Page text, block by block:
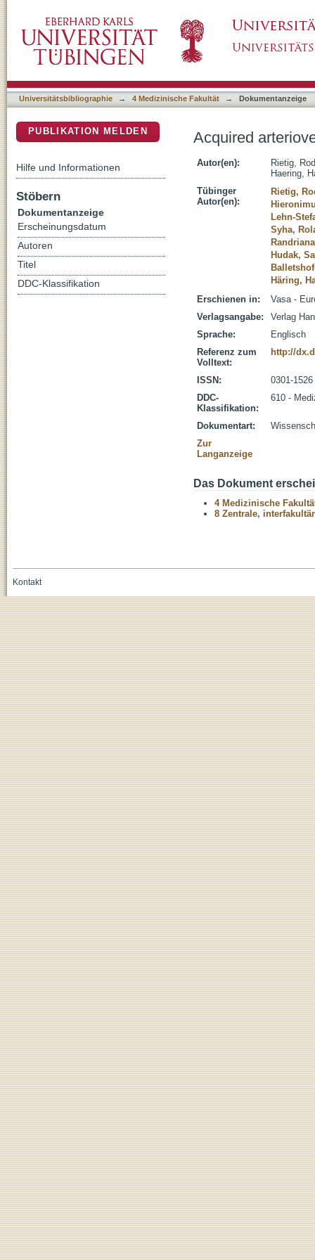
Universitätsbibliographie → 4 Medizinische Fakultät → Dokumentanzeige
Acquired
Autor(en):
Rietig,
Haering,
Tübinger
Autor(en):
Rietig,
Lehn-
Syha,
Hudak,
Häring,
Erschienen in:
Vasa -
Verlagsangabe:
Verlag
Sprache:
Englisch
Referenz zum
Volltext:
http://
ISSN:
0301-1526
DDC-
Klassifikation:
610 -
Dokumentart:
Zur
Langanzeige
Das Dokument
4 Medizinische
8 Zentrale,
PUBLIKATION MELDEN
Hilfe und Informationen
Stöbern
Dokumentanzeige
Erscheinungsdatum
Autoren
Titel
DDC-Klassifikation
Kontakt